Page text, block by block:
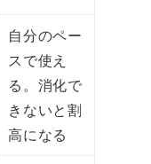
自分のペー
スで使え
る。消化で
きないと割
高になる